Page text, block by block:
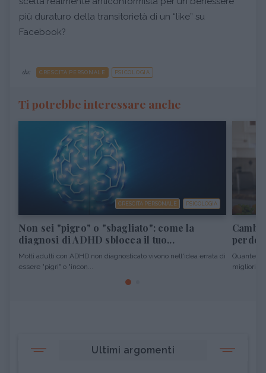
più duraturo della transitorietà di un “like” su
Facebook?
da: CRESCITA PERSONALE PSICOLOGIA
Ti potrebbe interessare anche
CRESCITA PERSONALE PSICOLOGIA
Non sei "pigro" o "sbagliato": come la
diagnosi di ADHD sblocca il tuo...
Molti adulti con ADHD non diagnosticato vivono nell'idea errata di
essere "pigri" o "incon...
Quante
migliori
Ultimi argomenti